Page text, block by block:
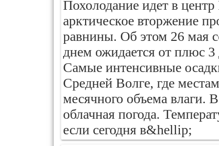
Похолодание идет в
арктическое вторжение
равнины. Об этом 26 мая
днем ожидается от плюс
Самые интенсивные
Средней Волге, где
месячного объема влаги.
облачная погода.
если сегодня в&hellip;